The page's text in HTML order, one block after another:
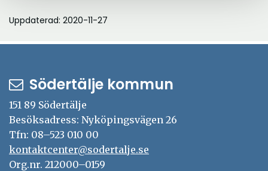
Uppdaterad: 2020-11-27
Södertälje kommun
151 89 Södertälje
Besöksadress: Nyköpingsvägen 26
Tfn: 08–523 010 00
kontaktcenter@sodertalje.se
Org.nr. 212000–0159